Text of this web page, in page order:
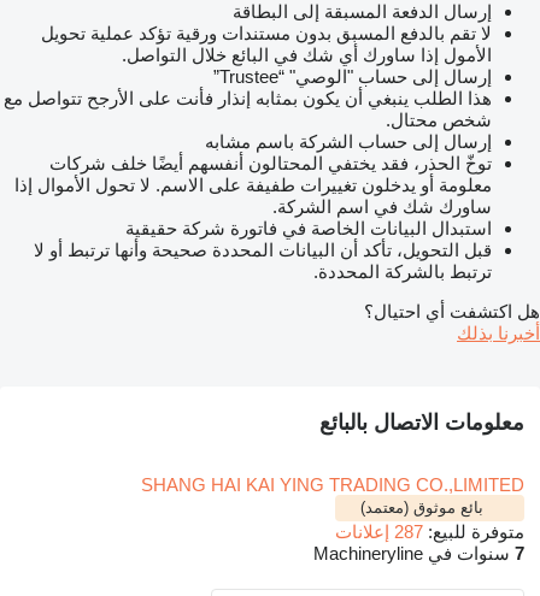
إرسال الدفعة المسبقة إلى البطاقة
لا تقم بالدفع المسبق بدون مستندات ورقية تؤكد عملية تحويل
الأمول إذا ساورك أي شك في البائع خلال التواصل.
إرسال إلى حساب "الوصي" “Trustee”
هذا الطلب ينبغي أن يكون بمثابه إنذار فأنت على الأرجح تتواصل مع
شخص محتال.
إرسال إلى حساب الشركة باسم مشابه
توخّ الحذر، فقد يختفي المحتالون أنفسهم أيضًا خلف شركات
معلومة أو يدخلون تغييرات طفيفة على الاسم. لا تحول الأموال إذا
ساورك شك في اسم الشركة.
استبدال البيانات الخاصة في فاتورة شركة حقيقية
قبل التحويل، تأكد أن البيانات المحددة صحيحة وأنها ترتبط أو لا
ترتبط بالشركة المحددة.
هل اكتشفت أي احتيال؟
أخبرنا بذلك
معلومات الاتصال بالبائع
SHANG HAI KAI YING TRADING CO.,LIMITED
بائع موثوق (معتمد)
متوفرة للبيع: 287 إعلانات
7 سنوات في Machineryline